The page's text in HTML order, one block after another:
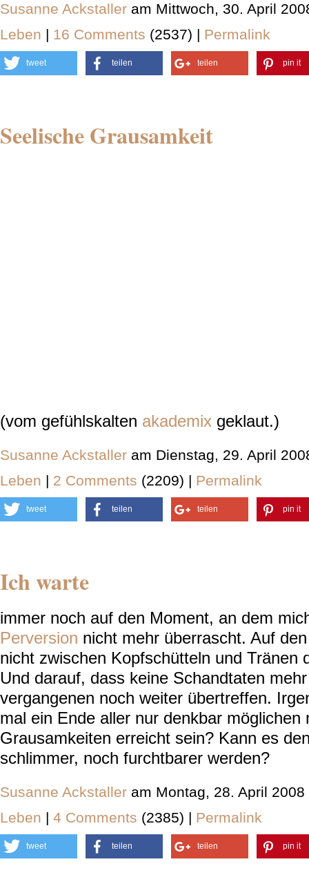
Susanne Ackstaller am Mittwoch, 30. April
Leben | 16 Comments (2537) | Permalink
tweet teilen teilen pin it
Seelische Grausamkeit
(vom gefühlskalten akademix geklaut.)
Susanne Ackstaller am Dienstag, 29. April
Leben | 2 Comments (2209) | Permalink
tweet teilen teilen pin it
Ich warte
immer noch auf den Moment, an dem
Perversion nicht mehr überrascht. Auf
nicht zwischen Kopfschütteln und Tränen
Und darauf, dass keine Schandtaten
vergangenen noch weiter übertreffen.
mal ein Ende aller nur denkbar möglichen
Grausamkeiten erreicht sein? Kann es
schlimmer, noch furchtbarer werden?
Susanne Ackstaller am Montag, 28. April
Leben | 4 Comments (2385) | Permalink
tweet teilen teilen pin it